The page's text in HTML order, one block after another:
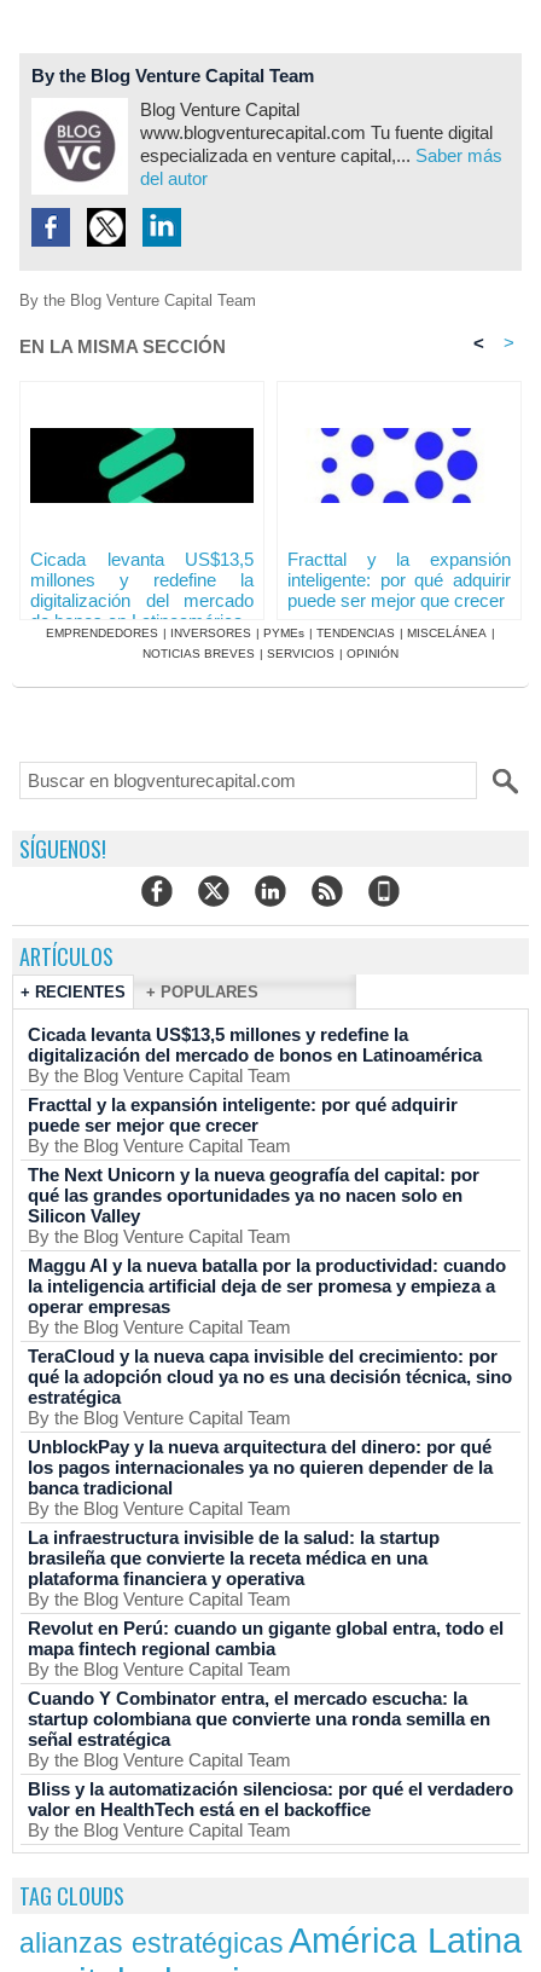
By the Blog Venture Capital Team
Blog Venture Capital
www.blogventurecapital.com Tu fuente digital
especializada en venture capital,... Saber más
del autor
By the Blog Venture Capital Team
EN LA MISMA SECCIÓN < >
Cicada levanta US$13,5
millones y redefine la
digitalización del mercado
de bonos en Latinoamérica
Fracttal y la expansión
inteligente: por qué adquirir
puede ser mejor que crecer
EMPRENDEDORES | INVERSORES | PYMEs | TENDENCIAS | MISCELÁNEA |
NOTICIAS BREVES | SERVICIOS | OPINIÓN
SÍGUENOS!
ARTÍCULOS
+ RECIENTES + POPULARES
Cicada levanta US$13,5 millones y redefine la
digitalización del mercado de bonos en Latinoamérica
By the Blog Venture Capital Team
Fracttal y la expansión inteligente: por qué adquirir
puede ser mejor que crecer
By the Blog Venture Capital Team
The Next Unicorn y la nueva geografía del capital: por
qué las grandes oportunidades ya no nacen solo en
Silicon Valley
By the Blog Venture Capital Team
Maggu AI y la nueva batalla por la productividad: cuando
la inteligencia artificial deja de ser promesa y empieza a
operar empresas
By the Blog Venture Capital Team
TeraCloud y la nueva capa invisible del crecimiento: por
qué la adopción cloud ya no es una decisión técnica, sino
estratégica
By the Blog Venture Capital Team
UnblockPay y la nueva arquitectura del dinero: por qué
los pagos internacionales ya no quieren depender de la
banca tradicional
By the Blog Venture Capital Team
La infraestructura invisible de la salud: la startup
brasileña que convierte la receta médica en una
plataforma financiera y operativa
By the Blog Venture Capital Team
Revolut en Perú: cuando un gigante global entra, todo el
mapa fintech regional cambia
By the Blog Venture Capital Team
Cuando Y Combinator entra, el mercado escucha: la
startup colombiana que convierte una ronda semilla en
señal estratégica
By the Blog Venture Capital Team
Bliss y la automatización silenciosa: por qué el verdadero
valor en HealthTech está en el backoffice
By the Blog Venture Capital Team
TAG CLOUDS
alianzas estratégicas América Latina